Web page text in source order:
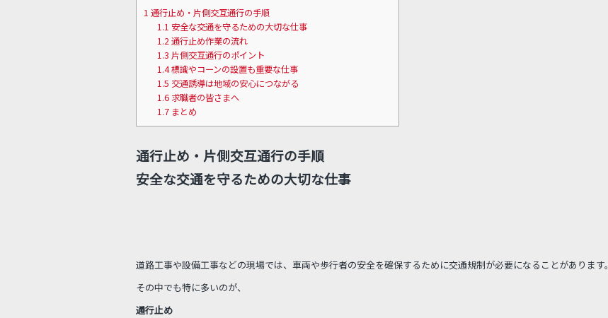
1 通行止め・片側交互通行の手順
1.1 安全な交通を守るための大切な仕事
1.2通行止め作業の流れ
1.3 片側交互通行のポイント
1.4標識やコーンの設置も重要な仕事
1.5 交通誘導は地域の安心につながる
1.6求職者の皆さまへ
1.7まとめ
通行止め・片側交互通行の手順
安全な交通を守るための大切な仕事
道路工事や設備工事などの現場では、車両や歩行者の安全を確保するために交通規制が必要になることがあります。
その中でも特に多いのが、
通行止め